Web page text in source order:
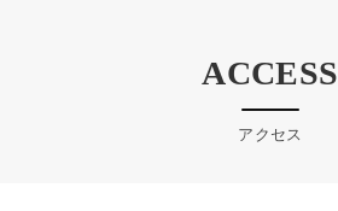
ACCESS
アクセス